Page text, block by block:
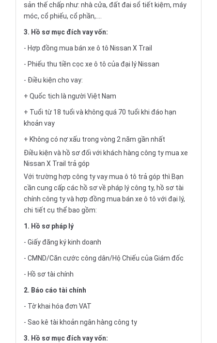
sản thế chấp như: nhà cửa, đất đai sổ tiết kiệm, máy
móc, cổ phiếu, cổ phần,....
3. Hồ sơ mục đích vay vốn:
- Hợp đồng mua bán xe ô tô Nissan X Trail
- Phiếu thu tiền cọc xe ô tô của đại lý Nissan
- Điều kiện cho vay:
+ Quốc tịch là người Việt Nam
+ Tuổi từ 18 tuổi và không quá 70 tuổi khi đáo hạn
khoản vay
+ Không có nợ xấu trong vòng 2 năm gần nhất
Điều kiện và hồ sơ đối với khách hàng công ty mua xe
Nissan X Trail trả góp
Với trường hợp công ty vaymua ô tô trả góp thì Bạn
cần cung cấp các hồ sơ về pháp lý công ty, hồ sơ tài
chính công ty và hợp đồng mua bán xe ô tô với đại lý,
chi tiết cụ thể bao gồm:
1. Hồ sơ pháp lý
- Giấy đăng ký kinh doanh
- CMND/Căn cước công dân/Hộ Chiếu của Giám đốc
- Hồ sơ tài chính
2. Báo cáo tài chính
- Tờ khai hóa đơn VAT
- Sao kê tài khoản ngân hàng công ty
3. Hồ sơ mục đích vay vốn: